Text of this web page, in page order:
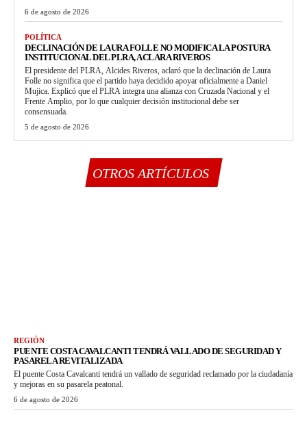
6 de agosto de 2026
POLÍTICA
DECLINACIÓN DE LAURA FOLLE NO MODIFICA LA POSTURA
INSTITUCIONAL DEL PLRA, ACLARA RIVEROS
El presidente del PLRA, Alcides Riveros, aclaró que la declinación de Laura
Folle no significa que el partido haya decidido apoyar oficialmente a Daniel
Mujica. Explicó que el PLRA integra una alianza con Cruzada Nacional y el
Frente Amplio, por lo que cualquier decisión institucional debe ser
consensuada.
5 de agosto de 2026
OTROS ARTÍCULOS
REGIÓN
PUENTE COSTA CAVALCANTI TENDRÁ VALLADO DE SEGURIDAD Y
PASARELA REVITALIZADA
El puente Costa Cavalcanti tendrá un vallado de seguridad reclamado por la ciudadanía
y mejoras en su pasarela peatonal.
6 de agosto de 2026